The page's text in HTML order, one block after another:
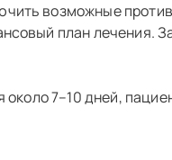
возможные
план лечения.
7–10 дней,